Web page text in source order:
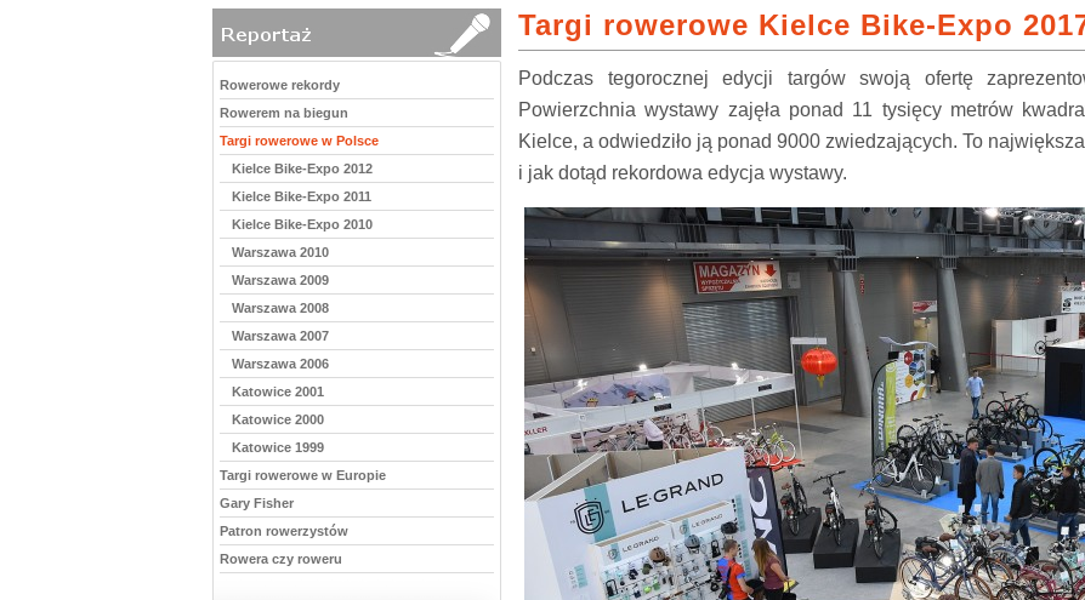
Rowerowe rekordy
Rowerem na biegun
Targi rowerowe w Polsce
Kielce Bike-Expo 2012
Kielce Bike-Expo 2011
Kielce Bike-Expo 2010
Warszawa 2010
Warszawa 2009
Warszawa 2008
Warszawa 2007
Warszawa 2006
Katowice 2001
Katowice 2000
Katowice 1999
Targi rowerowe w Europie
Gary Fisher
Patron rowerzystów
Rowera czy roweru
Targi rowerowe Kielce Bike-Expo
Podczas tegorocznej edycji targów swoją ofertę
Powierzchnia wystawy zajęła ponad 11 tysięcy metrów
Kielce, a odwiedziło ją ponad 9000 zwiedzających. To
i jak dotąd rekordowa edycja wystawy.